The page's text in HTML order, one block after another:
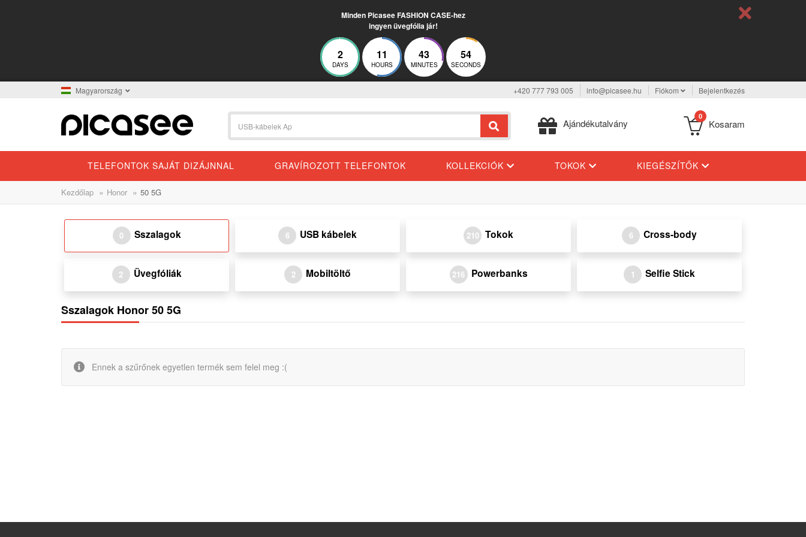
Minden Picasee FASHION CASE-hez
ingyen üvegfólia jár!
2
DAYS
11
HOURS
43
MINUTES
54
SECONDS
Magyarország +420 777 793 005 info@picasee.hu Fiókom Bejelentkezés
Ajándékutalvány
0
Kosaram
TELEFONTOK SAJÁT DIZÁJNNAL GRAVÍROZOTT TELEFONTOK KOLLEKCIÓK TOKOK KIEGÉSZÍTŐK
Kezdőlap » Honor » 50 5G
0 Sszalagok 6 USB kábelek 210 Tokok 6 Cross-body
2 Üvegfóliák 2 Mobiltöltő 216 Powerbanks 1 Selfie Stick
Sszalagok Honor 50 5G
Ennek a szűrőnek egyetlen termék sem felel meg :(